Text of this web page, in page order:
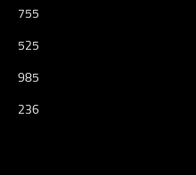
755
525
985
236